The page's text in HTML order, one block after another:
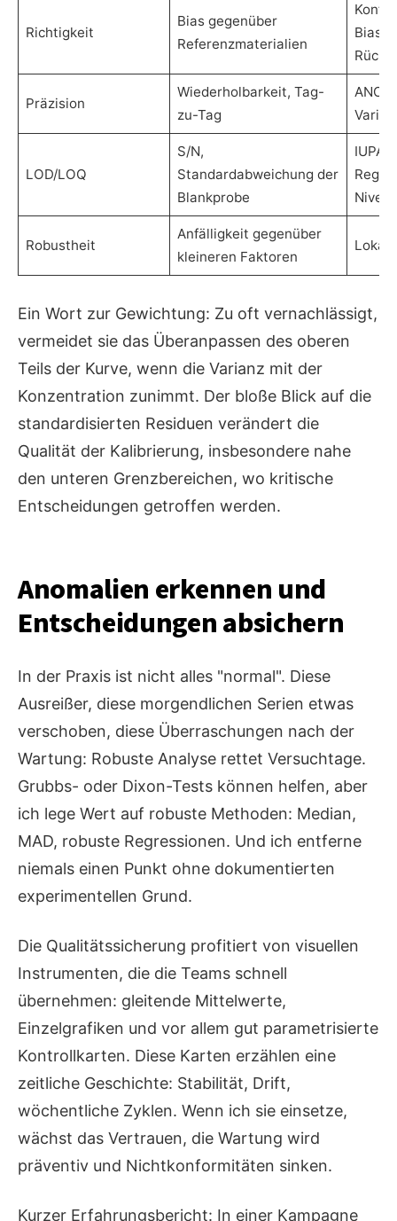
Richtigkeit
Bias gegenüber
Referenzmaterialien
Bias,
Präzision
Wiederholbarkeit, Tag-
zu-Tag
LOD/LOQ
S/N,
Standardabweichung der
Blankprobe
Robustheit
Anfälligkeit gegenüber
kleineren Faktoren
Ein Wort zur Gewichtung: Zu oft vernachlässigt,
vermeidet sie das Überanpassen des oberen
Teils der Kurve, wenn die Varianz mit der
Konzentration zunimmt. Der bloße Blick auf die
standardisierten Residuen verändert die
Qualität der Kalibrierung, insbesondere nahe
den unteren Grenzbereichen, wo kritische
Entscheidungen getroffen werden.
Anomalien erkennen und
Entscheidungen absichern
In der Praxis ist nicht alles "normal". Diese
Ausreißer, diese morgendlichen Serien etwas
verschoben, diese Überraschungen nach der
Wartung: Robuste Analyse rettet Versuchtage.
Grubbs- oder Dixon-Tests können helfen, aber
ich lege Wert auf robuste Methoden: Median,
MAD, robuste Regressionen. Und ich entferne
niemals einen Punkt ohne dokumentierten
experimentellen Grund.
Die Qualitätssicherung profitiert von visuellen
Instrumenten, die die Teams schnell
übernehmen: gleitende Mittelwerte,
Einzelgrafiken und vor allem gut parametrisierte
Kontrollkarten. Diese Karten erzählen eine
zeitliche Geschichte: Stabilität, Drift,
wöchentliche Zyklen. Wenn ich sie einsetze,
wächst das Vertrauen, die Wartung wird
präventiv und Nichtkonformitäten sinken.
Kurzer Erfahrungsbericht: In einer Kampagne